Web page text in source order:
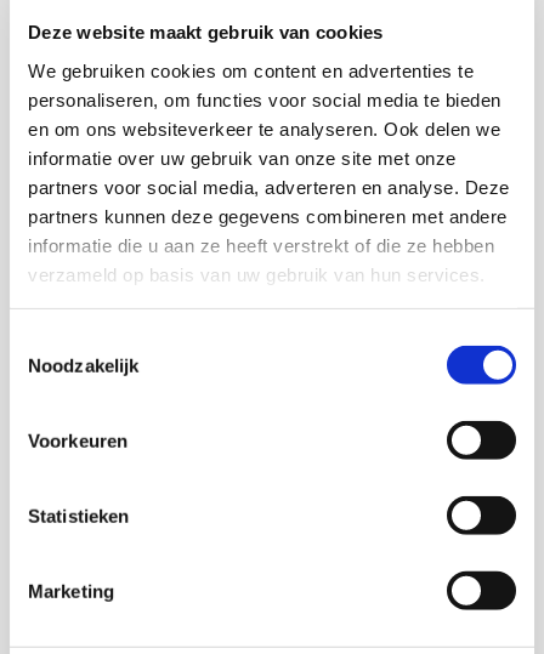
Deze website maakt gebruik van cookies
We gebruiken cookies om content en advertenties te
personaliseren, om functies voor social media te bieden
en om ons websiteverkeer te analyseren. Ook delen we
informatie over uw gebruik van onze site met onze
partners voor social media, adverteren en analyse. Deze
partners kunnen deze gegevens combineren met andere
informatie die u aan ze heeft verstrekt of die ze hebben
verzameld op basis van uw gebruik van hun services.
Noodzakelijk
Voorkeuren
Statistieken
Marketing
Download via KIS
Onderzoekers
Inge Razenberg
Senior onderzoeker